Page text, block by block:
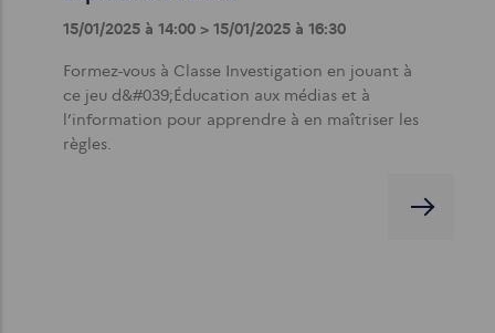
15/01/2025 à 14:00 > 15/01/2025 à 16:30
Formez-vous à Classe Investigation en jouant à
ce jeu d&#039;Éducation aux médias et à
l’information pour apprendre à en maîtriser les
règles.